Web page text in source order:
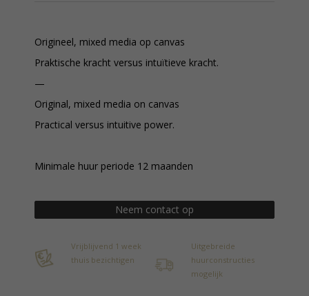
Origineel, mixed media op canvas
Praktische kracht versus intuïtieve kracht.
—
Original, mixed media on canvas
Practical versus intuitive power.
Minimale huur periode 12 maanden
Neem contact op
Vrijblijvend 1 week
thuis bezichtigen
Uitgebreide
huurconstructies
mogelijk